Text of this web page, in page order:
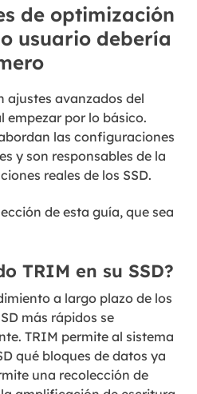
de optimización
usuario debería
ajustes avanzados del
empezar por lo básico.
las configuraciones
y son responsables de la
reales de los SSD.
de esta guía, que sea
TRIM en su SSD?
a largo plazo de los
más rápidos se
TRIM permite al sistema
qué bloques de datos ya
una recolección de